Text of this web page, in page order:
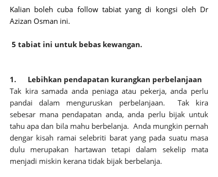
Kalian boleh cuba follow tabiat yang di kongsi oleh Dr
Azizan Osman ini.
5 tabiat ini untuk bebas kewangan.
1. Lebihkan pendapatan kurangkan perbelanjaan
Tak kira samada anda peniaga atau pekerja, anda perlu
pandai dalam menguruskan perbelanjaan. Tak kira
sebesar mana pendapatan anda, anda perlu bijak untuk
tahu apa dan bila mahu berbelanja. Anda mungkin pernah
dengar kisah ramai selebriti barat yang pada suatu masa
dulu merupakan hartawan tetapi dalam sekelip mata
menjadi miskin kerana tidak bijak berbelanja.